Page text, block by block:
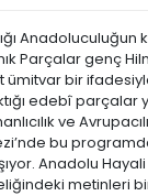
Parçalar genç
ümitvar bir
edebî parçalar
ve
bu
Anadolu Hayali
metinleri